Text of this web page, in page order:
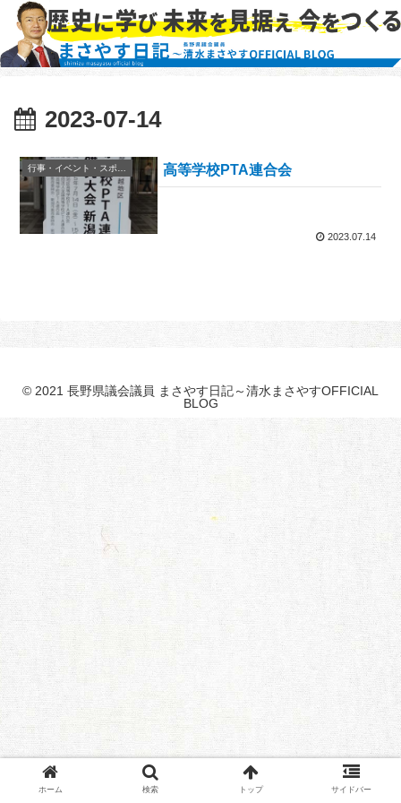
2023-07-14
高等学校PTA連合会
2023.07.14
© 2021 長野県議会議員 まさやす日記～清水まさやすOFFICIAL
BLOG
ホーム 検索 トップ サイドバー